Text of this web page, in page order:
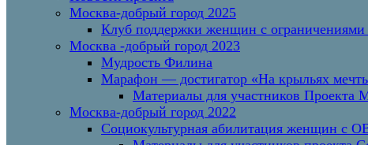
Москва-добрый город 2025
Клуб поддержки женщин с ограничениями
Москва -добрый город 2023
Мудрость Филина
Марафон — достигатор «На крыльях
Материалы для участников Проекта
Москва-добрый город 2022
Социокультурная абилитация женщин с